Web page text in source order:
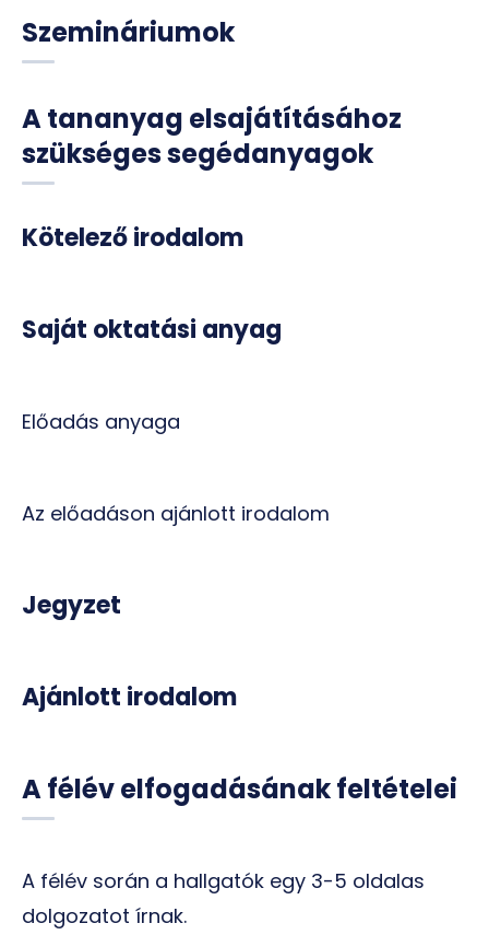
Szemináriumok
A tananyag elsajátításához
szükséges segédanyagok
Kötelező irodalom
Saját oktatási anyag
Előadás anyaga
Az előadáson ajánlott irodalom
Jegyzet
Ajánlott irodalom
A félév elfogadásának feltételei
A félév során a hallgatók egy 3-5 oldalas
dolgozatot írnak.